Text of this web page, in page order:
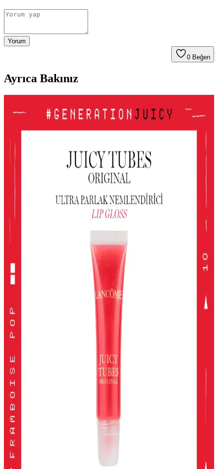
Yorum
0 Beğen
Ayrıca Bakınız
Le Mabelle Altın Pembe Beyaz Glitter Simli Kız
Çocuk Jel Farı Pratik ve Işıltılı Göz Makyajı
Deneyimi
Le Mabelle'nin pembe, altın ve beyaz tonlarındaki jel farı, kolay
uygulama ve parlaklık sağlar. Çocuklar için uygun, pratik ve
eğlenceli göz makyajı seçeneği sunar.
Gri ve Akınca Renklerinin Kozmetik ve Makyajda
Kullanımı ve Uygulama İpuçları
Gri ve akınca renkleri, makyajda şıklık ve doğal görünüm sağlar.
Uygulama teknikleri ve renk uyumu ile farklı tarzlar
yakalayabilirsiniz.
Alerji Dostu ve Doğal Makyaj Ürünleri: Güvenle
Kullanabileceğiniz En İyi Seçenekler
Alerji dostu ve doğal makyaj ürünleri, hassas ciltler için güvenli,
çevre dostu ve dermatolojik testlerden geçmiş seçenekler sunar.
Doğru ürün seçimiyle güzelliğinizi koruyabilirsiniz.
Kiko Milano Unlımıted Double Touch Likit Ruj:
Uzun Süre Kalıcı ve Şık Dudaklar
Kiko Milano'nun Unlımıted Double Touch serisi, yüksek
pigmentasyon ve uzun süre kalıcılık sunan iki aşamalı likit ruj
koleksiyonudur. Doğal ve şık görünüm için ideal seçenekler içerir.
2024 Yılında En İyi Far Paletleri: Renk ve Kalitenin
Buluşması
2024'te öne çıkan yüksek pigmentasyon ve geniş renk
seçenekleriyle en iyi far paletleri, kalıcılık ve çok yönlülük sunarak
makyajda fark yaratmanızı sağlar.
KIKO Unlimited Blush: Doğal Görünüm İçin Kalıcı
ve Hafif Allık Seçeneği